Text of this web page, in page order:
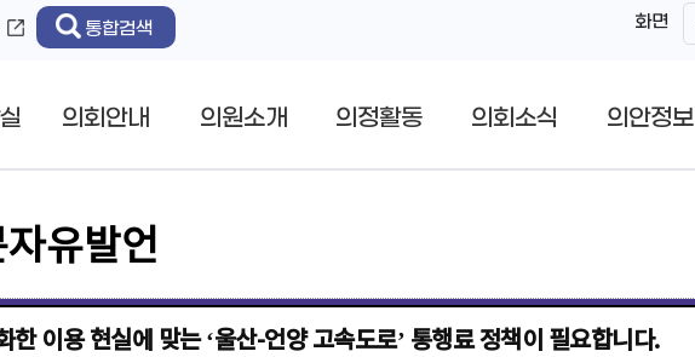
통합검색 화면
의회안내 의원소개 의정활동 의회소식 의안정보
유발언
한 이용 현실에 맞는 ‘울산-언양 고속도로’ 통행료 정책이 필요합니다.